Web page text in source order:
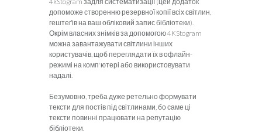
допоможе ство­ренню резервної копії всіх світлин,
гештеґів на ваш обліковий запис бібліотеки).
Окрім власних знімків за допомогою 4KStogram
можна завантажувати світлини інших
користувачів, щоб переглядати їх в офлайн-
режимі на комп'ютері або використовувати
надалі.
Безумовно, треба дуже ретельно формувати
тексти для постів під світлинами, бо саме ці
тексти повинні працювати на репутацію
бібліотеки.